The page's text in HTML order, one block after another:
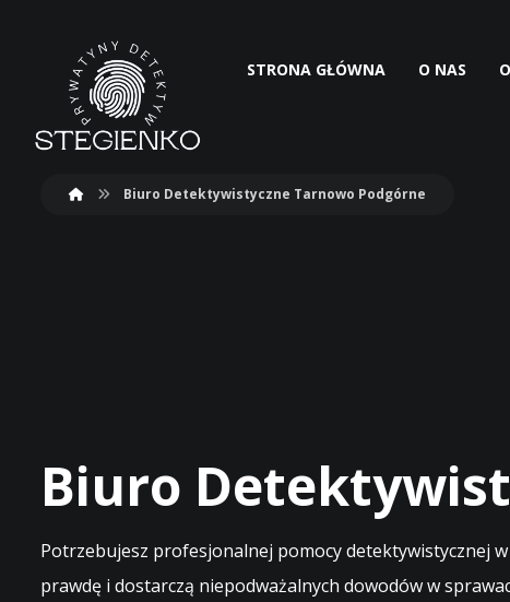
STRONA GŁÓWNA O NAS
Biuro Detektywistyczne Tarnowo Podgórne
Biuro
Potrzebujesz profesjonalnej pomocy detektywistycznej
prawdę i dostarczą niepodważalnych dowodów w